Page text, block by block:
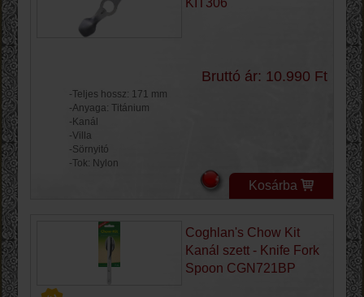
KIT306
Bruttó ár: 10.990 Ft
-Teljes hossz: 171 mm
-Anyaga: Titánium
-Kanál
-Villa
-Sörnyitó
-Tok: Nylon
Kosárba
Coghlan's Chow Kit
Kanál szett - Knife Fork
Spoon CGN721BP